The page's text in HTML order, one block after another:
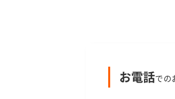
お電話での